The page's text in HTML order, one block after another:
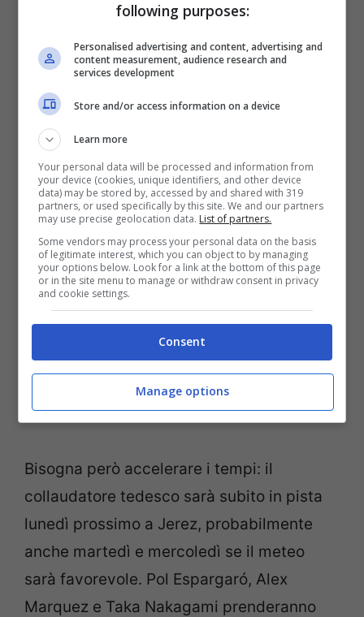
confermate dalle buone prestazioni in gara
di Alex Marquez e Pol Espargarò.
LEGGI ANCHE ->Valentino Rossi,
Quartararo celebra la sua ultima gara in
MotoGP (FOTO)
Programma dei test HRC
Bisogna però accelerare i tempi: il
collaudatore tedesco sarà subito in pista
lunedì prossimo a Jerez, probabilmente
anche martedì e mercoledì se il meteo
sarà favorevole. Pol Espargaró, Alex
Marquez e Taka Nakagami prenderanno
following purposes:
Personalised advertising and content, advertising and
content measurement, audience research and
services development
Store and/or access information on a device
Learn more
Your personal data will be processed and information from
your device (cookies, unique identifiers, and other device
data) may be stored by, accessed by and shared with 319
partners, or used specifically by this site. We and our partners
may use precise geolocation data. List of partners.
Some vendors may process your personal data on the basis
of legitimate interest, which you can object to by managing
your options below. Look for a link at the bottom of this page
or in the site menu to manage or withdraw consent in privacy
and cookie settings.
Consent
Manage options